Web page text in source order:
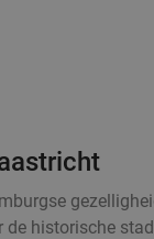
historische